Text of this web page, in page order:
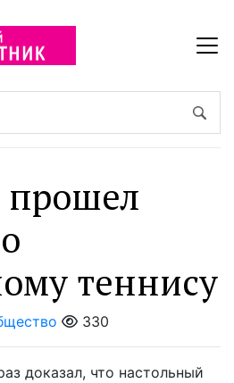
прошел
теннису
330
доказал, что настольный